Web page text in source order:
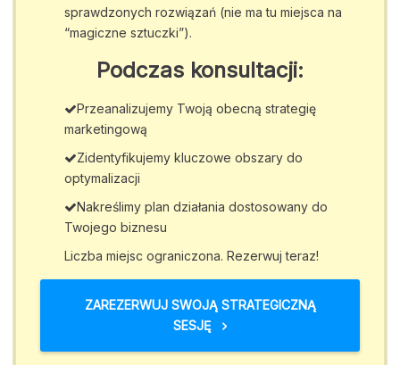
sprawdzonych rozwiązań (nie ma tu miejsca na
“magiczne sztuczki”).
Podczas konsultacji:
Przeanalizujemy Twoją obecną strategię
marketingową
Zidentyfikujemy kluczowe obszary do
optymalizacji
Nakreślimy plan działania dostosowany do
Twojego biznesu
Liczba miejsc ograniczona. Rezerwuj teraz!
ZAREZERWUJ SWOJĄ STRATEGICZNĄ
SESJĘ